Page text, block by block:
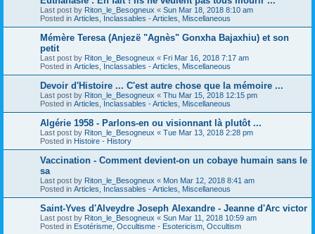
Last post by Riton_le_Besogneux « Sun Mar 18, 2018 8:10 am
Posted in Articles, Inclassables - Articles, Miscellaneous
Mémère Teresa (Anjezë "Agnès" Gonxha Bajaxhiu) et son
petit
Last post by Riton_le_Besogneux « Fri Mar 16, 2018 7:17 am
Posted in Articles, Inclassables - Articles, Miscellaneous
Devoir d'Histoire ... C'est autre chose que la mémoire ...
Last post by Riton_le_Besogneux « Thu Mar 15, 2018 12:15 pm
Posted in Articles, Inclassables - Articles, Miscellaneous
Algérie 1958 - Parlons-en ou visionnant là plutôt ...
Last post by Riton_le_Besogneux « Tue Mar 13, 2018 2:28 pm
Posted in Histoire - History
Vaccination - Comment devient-on un cobaye humain sans le
sa
Last post by Riton_le_Besogneux « Mon Mar 12, 2018 8:41 am
Posted in Articles, Inclassables - Articles, Miscellaneous
Saint-Yves d'Alveydre Joseph Alexandre - Jeanne d'Arc victor
Last post by Riton_le_Besogneux « Sun Mar 11, 2018 10:59 am
Posted in Esotérisme, Occultisme - Esotericism, Occultism